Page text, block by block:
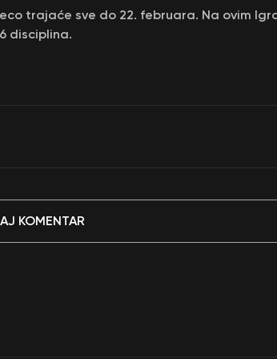
trajaće sve do 22. februara. Na ovim
disciplina.
KOMENTAR